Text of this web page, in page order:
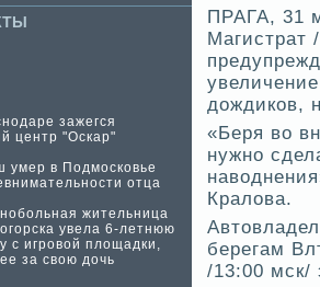
зажегся
центр "Оскар"
умер в Подмосковье
отца
жительница
увела 6-летнюю
с игровой площадки,
за свою дочь
ПРАГА, 31
Магистрат
дождиков,
«Беря во
нужно
Кралова.
берегам
/13:00 мск/